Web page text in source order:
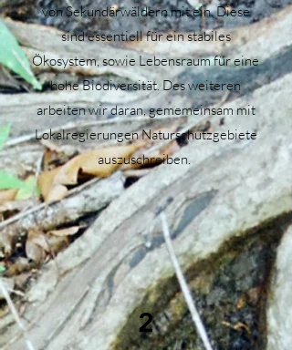
von Sekundärwäldern mit ein. Diese
sind essentiell für ein stabiles
Ökosystem, sowie Lebensraum für eine
hohe Biodiversität. Des weiteren
arbeiten wir daran, gememeinsam mit
Lokalregierungen Naturschutzgebiete
auszuschreiben.
2